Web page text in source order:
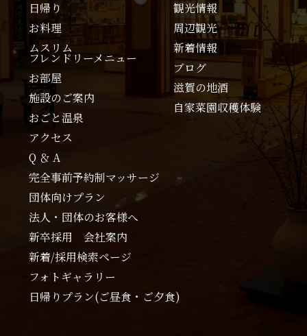
日帰り
お料理
ムスリム
フレンドリーメニュー
お部屋
施設のご案内
おごと温泉
アクセス
観光情報
周辺観光
新着情報
ブログ
滋賀の地酒
自家菜園収穫体験
Q ＆ A
完全事前予約制マッサージ
団体向けプラン
法人・団体のお客様へ
新卒採用 会社案内
新着/採用検索ページ
フォトギャラリー
日帰りプラン(ご昼食・ご夕食)